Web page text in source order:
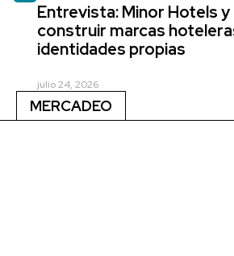
Entrevista: Minor Hotels
construir marcas
identidades propias
julio 24, 2026
MERCADEO